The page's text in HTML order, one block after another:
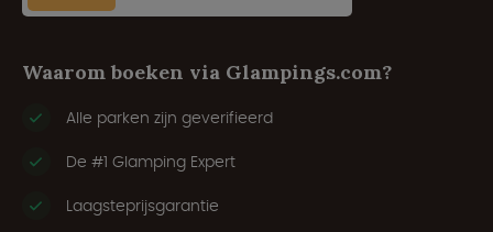
Waarom boeken via Glampings.com?
Alle parken zijn geverifieerd
De #1 Glamping Expert
Laagsteprijsgarantie